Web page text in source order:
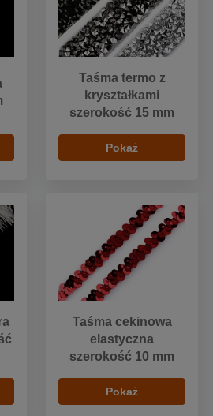
Taśma termo z
kryształkami
szerokość 15 mm
Pokaż
Taśma cekinowa
elastyczna
szerokość 10 mm
Pokaż